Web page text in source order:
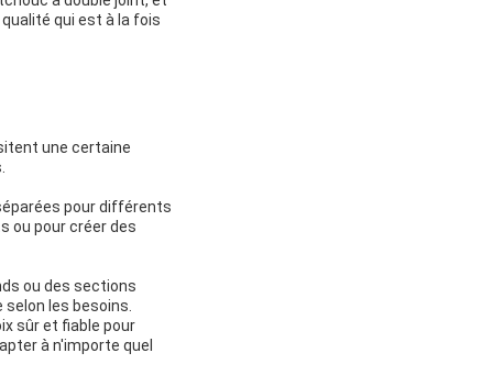
qui est à la fois
une certaine
pour différents
ou pour créer des
ou des sections
les besoins.
sûr et fiable pour
à n'importe quel